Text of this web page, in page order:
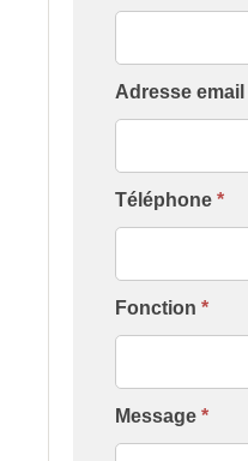
[Contact
Adresse email
Téléphone *
Fonction *
Message *